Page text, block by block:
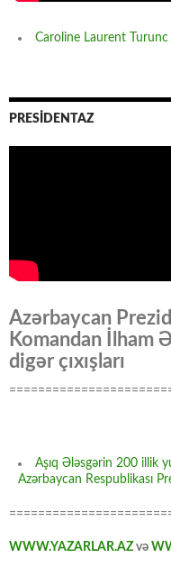
Caroline Laurent Turunc
PRESİDENTAZ
Azərbaycan
Komandan İlham
digər çıxışları
Aşıq Ələsgərin 200 illik
Azərbaycan Respublikası
WWW.YAZARLAR.AZ və